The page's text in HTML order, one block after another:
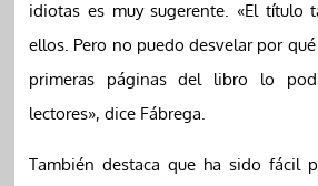
idiotas es muy sugerente. «El título
ellos. Pero no puedo desvelar por
primeras páginas del libro lo
lectores», dice Fábrega.
También destaca que ha sido fácil